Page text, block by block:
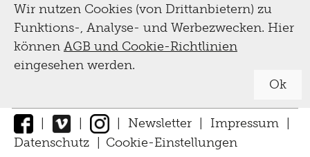
Wir nutzen Cookies (von Drittanbietern) zu
Funktions-, Analyse- und Werbezwecken. Hier
können AGB und Cookie-Richtlinien
eingesehen werden.
Ok
| | | Newsletter | Impressum |
Datenschutz
Cookie-Einstellungen